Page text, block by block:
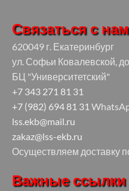
Связаться с
620049 г. Екатеринбург
ул. Софьи Ковалевской,
БЦ "Университетский"
+7 343 271 81 31
+7 (982) 694 81 31
lss.ekb@mail.ru
zakaz@lss-ekb.ru
Осуществляем доставку
Важные ссылки